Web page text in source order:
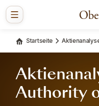
Startseite
Authority